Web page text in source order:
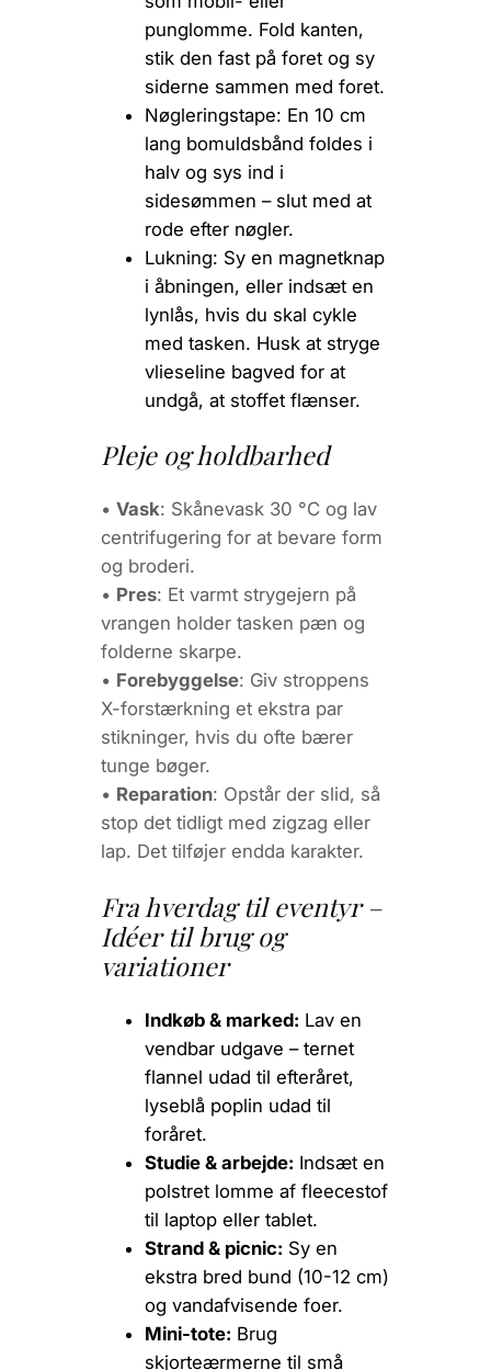
punglomme. Fold kanten,
stik den fast på foret og sy
siderne sammen med foret.
Nøgleringstape: En 10 cm
lang bomuldsbånd foldes i
halv og sys ind i
sidesømmen – slut med at
rode efter nøgler.
Lukning: Sy en magnetknap
i åbningen, eller indsæt en
lynlås, hvis du skal cykle
med tasken. Husk at stryge
vlieseline bagved for at
undgå, at stoffet flænser.
Pleje og holdbarhed
• Vask: Skånevask 30 °C og lav
centrifugering for at bevare form
og broderi.
• Pres: Et varmt strygejern på
vrangen holder tasken pæn og
folderne skarpe.
• Forebyggelse: Giv stroppens
X-forstærkning et ekstra par
stikninger, hvis du ofte bærer
tunge bøger.
• Reparation: Opstår der slid, så
stop det tidligt med zigzag eller
lap. Det tilføjer endda karakter.
Fra hverdag til eventyr –
Idéer til brug og
variationer
Indkøb & marked: Lav en
vendbar udgave – ternet
flannel udad til efteråret,
lyseblå poplin udad til
foråret.
Studie & arbejde: Indsæt en
polstret lomme af fleecestof
til laptop eller tablet.
Strand & picnic: Sy en
ekstra bred bund (10-12 cm)
og vandafvisende foer.
Mini-tote: Brug
skjorteærmerne til små